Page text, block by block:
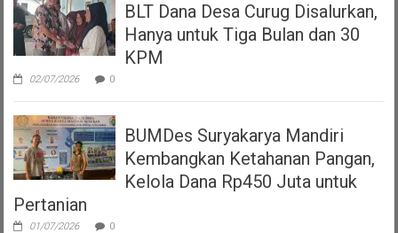
BLT Dana Desa Curug Disalurkan,
Hanya untuk Tiga Bulan dan 30
KPM
02/07/2026 0
BUMDes Suryakarya Mandiri
Kembangkan Ketahanan Pangan,
Kelola Dana Rp450 Juta untuk
Pertanian
01/07/2026 0